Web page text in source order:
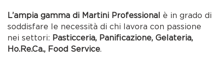
L’ampia gamma di Martini Professional è in grado di
soddisfare le necessità di chi lavora con passione
nei settori: Pasticceria, Panificazione, Gelateria,
Ho.Re.Ca., Food Service.